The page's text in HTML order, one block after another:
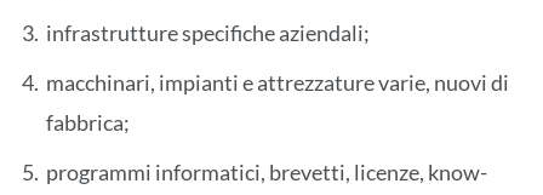
infrastrutture specifiche aziendali;
macchinari, impianti e attrezzature varie, nuovi di
fabbrica;
programmi informatici, brevetti, licenze, know-